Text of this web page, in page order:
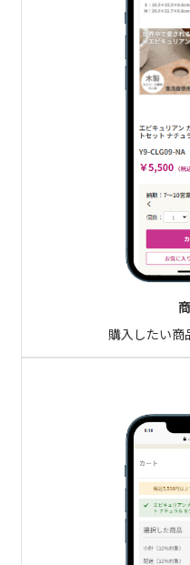
購入したい商